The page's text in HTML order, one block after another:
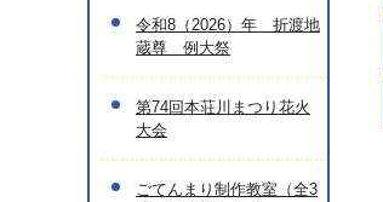
令和8（2026）年 折渡地
蔵尊 例大祭
第74回本荘川まつり花火
大会
ごてんまり制作教室（全3